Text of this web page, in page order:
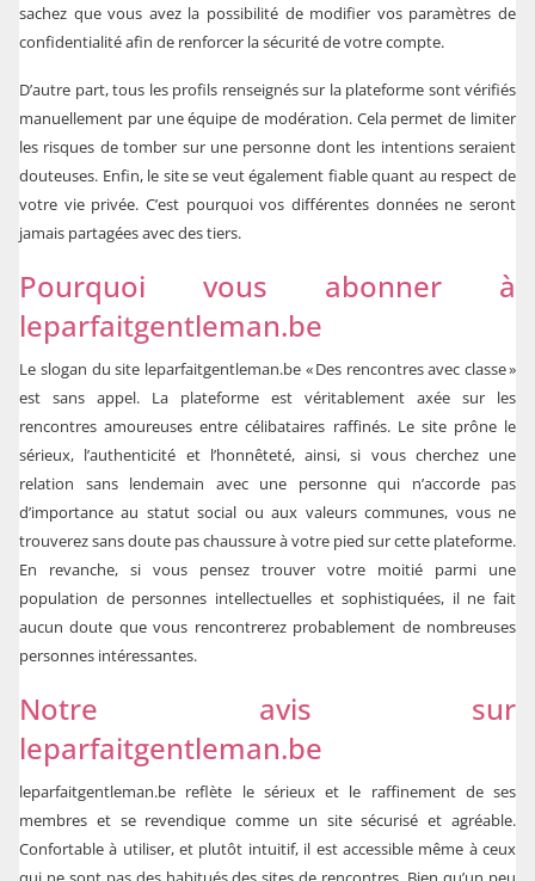
sachez que vous avez la possibilité de modifier vos paramètres de
confidentialité afin de renforcer la sécurité de votre compte.
D’autre part, tous les profils renseignés sur la plateforme sont vérifiés
manuellement par une équipe de modération. Cela permet de limiter
les risques de tomber sur une personne dont les intentions seraient
douteuses. Enfin, le site se veut également fiable quant au respect de
votre vie privée. C’est pourquoi vos différentes données ne seront
jamais partagées avec des tiers.
Pourquoi vous abonner à
leparfaitgentleman.be
Le slogan du site leparfaitgentleman.be « Des rencontres avec classe »
est sans appel. La plateforme est véritablement axée sur les
rencontres amoureuses entre célibataires raffinés. Le site prône le
sérieux, l’authenticité et l’honnêteté, ainsi, si vous cherchez une
relation sans lendemain avec une personne qui n’accorde pas
d’importance au statut social ou aux valeurs communes, vous ne
trouverez sans doute pas chaussure à votre pied sur cette plateforme.
En revanche, si vous pensez trouver votre moitié parmi une
population de personnes intellectuelles et sophistiquées, il ne fait
aucun doute que vous rencontrerez probablement de nombreuses
personnes intéressantes.
Notre avis sur
leparfaitgentleman.be
leparfaitgentleman.be reflète le sérieux et le raffinement de ses
membres et se revendique comme un site sécurisé et agréable.
Confortable à utiliser, et plutôt intuitif, il est accessible même à ceux